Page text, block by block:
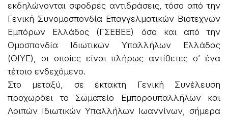
εκδηλώνονται σφοδρές αντιδράσεις, τόσο από την
Γενική Συνομοσπονδία Επαγγελματικών Βιοτεχνών
Εμπόρων Ελλάδος (ΓΣΕΒΕΕ) όσο και από την
Ομοσπονδία Ιδιωτικών Υπαλλήλων Ελλάδας
(ΟΙΥΕ), οι οποίες είναι πλήρως αντίθετες σ’ ένα
τέτοιο ενδεχόμενο.
Στο μεταξύ, σε έκτακτη Γενική Συνέλευση
προχωράει το Σωματείο Εμποροϋπαλλήλων και
Λοιπών Ιδιωτικών Υπαλλήλων Ιωαννίνων, σήμερα